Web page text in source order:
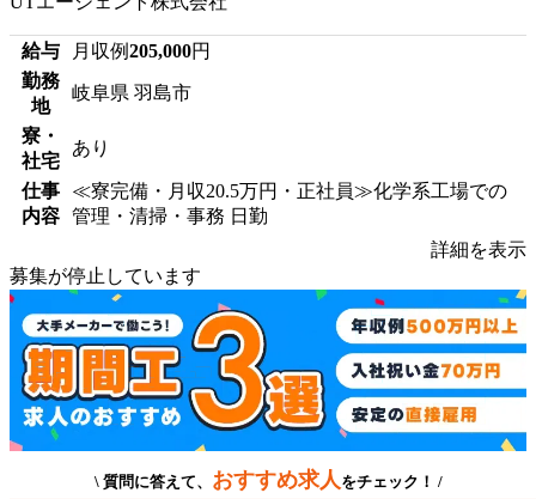
給与 月収例205,000円
勤務
地
岐阜県 羽島市
寮・
社宅
あり
仕事
内容
≪寮完備・月収20.5万円・正社員≫化学系工場での
管理・清掃・事務 日勤
詳細を表示
募集が停止しています
\ 質問に答えて、 おすすめ求人 をチェック！ /